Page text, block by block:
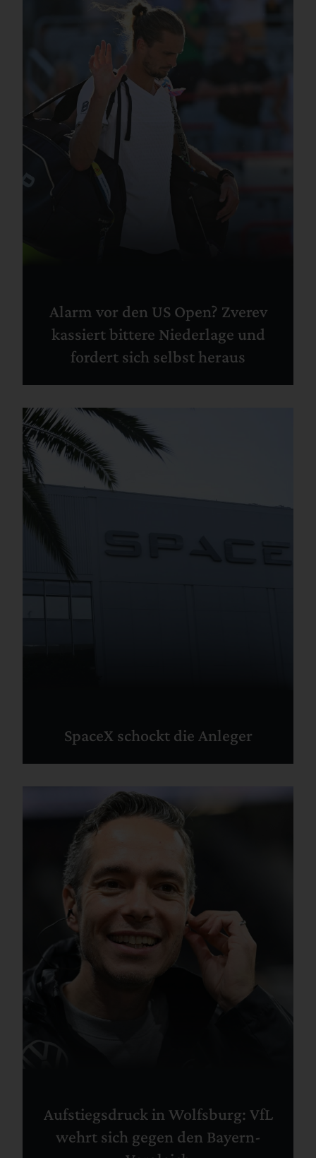
Alarm vor den US Open? Zverev
kassiert bittere Niederlage und
fordert sich selbst heraus
SpaceX schockt die Anleger
Aufstiegsdruck in Wolfsburg: VfL
wehrt sich gegen den Bayern-